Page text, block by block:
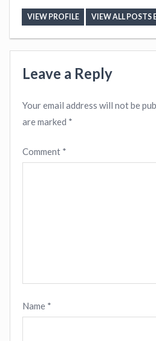
VIEW PROFILE VIEW ALL POSTS
Leave a Reply
Your email address will not be
are marked *
Comment *
Name *